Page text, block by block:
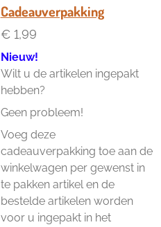
e
Cadeauverpakking
€ 1,99
Nieuw!
Wilt u de artikelen ingepakt
hebben?
Geen probleem!
Voeg deze
cadeauverpakking toe aan de
winkelwagen per gewenst in
te pakken artikel en de
bestelde artikelen worden
voor u ingepakt in het